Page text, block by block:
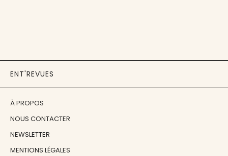
ENT'REVUES
À PROPOS
NOUS CONTACTER
NEWSLETTER
MENTIONS LÉGALES